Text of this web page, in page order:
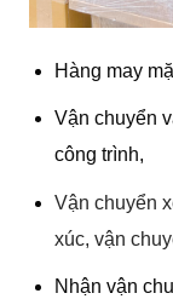
Hàng may
Vận chuyển
công trình,
Vận chuyển
xúc, vận
Nhận vận